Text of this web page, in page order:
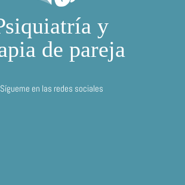
Sígueme en las redes sociales